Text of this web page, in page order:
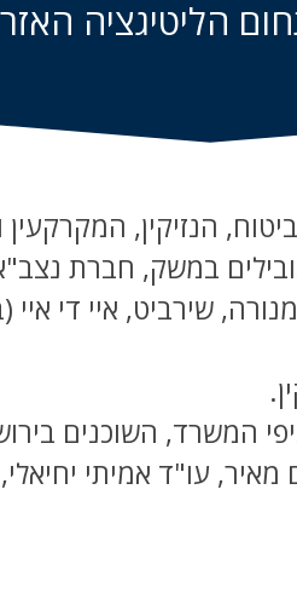
הליטיגציה
הנזיקין, המקרקעין
במשק, חברת
שירביט, איי די
המשרד, השוכנים
עו"ד אמיתי